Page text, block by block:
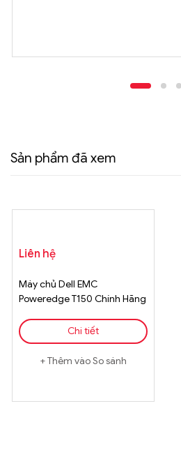
Sản phẩm đã xem
Liên hệ
Máy chủ Dell EMC
Poweredge T150 Chính Hãng
Chi tiết
Thêm vào So sánh